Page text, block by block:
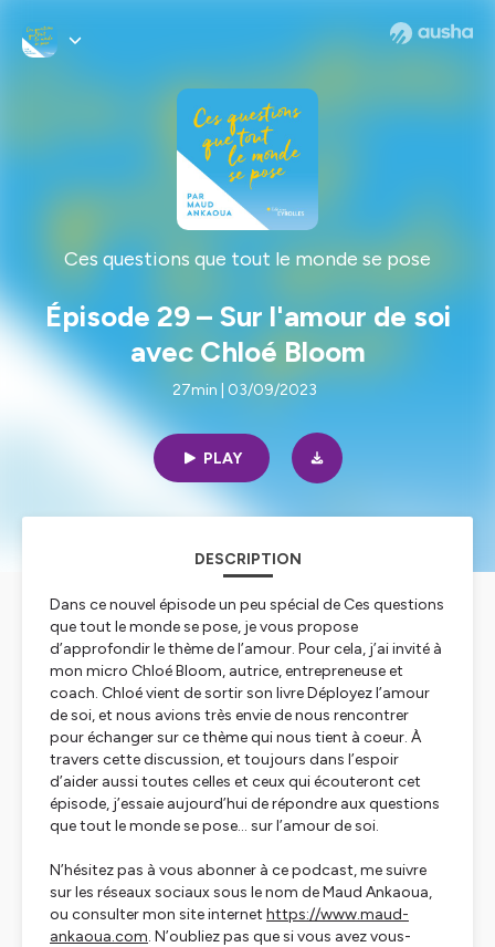
Ces questions que tout le monde se pose
Épisode 29 – Sur l'amour de soi
avec Chloé Bloom
27min | 03/09/2023
PLAY
DESCRIPTION
Dans ce nouvel épisode un peu spécial de Ces questions
que tout le monde se pose, je vous propose
d’approfondir le thème de l’amour. Pour cela, j’ai invité à
mon micro Chloé Bloom, autrice, entrepreneuse et
coach. Chloé vient de sortir son livre Déployez l’amour
de soi, et nous avions très envie de nous rencontrer
pour échanger sur ce thème qui nous tient à coeur. À
travers cette discussion, et toujours dans l’espoir
d’aider aussi toutes celles et ceux qui écouteront cet
épisode, j’essaie aujourd’hui de répondre aux questions
que tout le monde se pose… sur l’amour de soi.
N’hésitez pas à vous abonner à ce podcast, me suivre
sur les réseaux sociaux sous le nom de Maud Ankaoua,
ou consulter mon site internet https://www.maud-
ankaoua.com. N’oubliez pas que si vous avez vous-